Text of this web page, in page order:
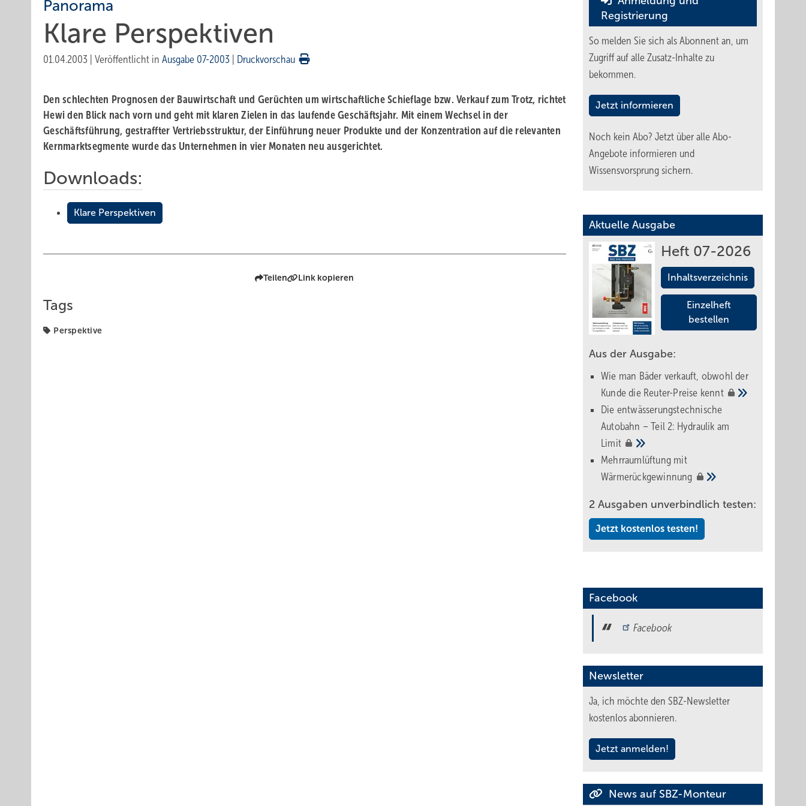
Panorama
Klare Perspektiven
01.04.2003 Veröffentlicht in Ausgabe 07-2003 Druckvorschau
Den schlechten Prognosen der Bauwirtschaft und Gerüchten um wirtschaftliche Schieflage bzw. Verkauf zum Trotz, richtet
Hewi den Blick nach vorn und geht mit klaren Zielen in das laufende Geschäftsjahr. Mit einem Wechsel in der
Geschäftsführung, gestraffter Vertriebsstruktur, der Einführung neuer Produkte und der Konzentration auf die relevanten
Kernmarktsegmente wurde das Unternehmen in vier Monaten neu ausgerichtet.
Downloads:
Klare Perspektiven
Teilen Link kopieren
Tags
Perspektive
Registrierung
So melden Sie sich als Abonnent an, um
Zugriff auf alle Zusatz-Inhalte zu
bekommen.
Jetzt informieren
Noch kein Abo? Jetzt über alle Abo-
Angebote informieren und
Wissensvorsprung sichern.
Aktuelle Ausgabe
Heft 07-2026
Inhaltsverzeichnis
Einzelheft
bestellen
Aus der Ausgabe:
Wie man Bäder verkauft, obwohl der
Kunde die Reuter-Preise kennt
Die entwässerungstechnische
Autobahn – Teil 2: Hydraulik am
Limit
Mehrraumlüftung mit
Wärmerückgewinnung
2 Ausgaben unverbindlich testen:
Jetzt kostenlos testen!
Facebook
Facebook
Newsletter
Ja, ich möchte den SBZ-Newsletter
kostenlos abonnieren.
Jetzt anmelden!
News auf SBZ-Monteur